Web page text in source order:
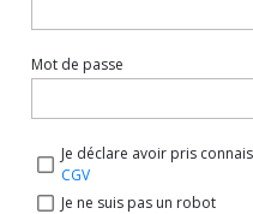
Mot de passe
Je déclare avoir pris
CGV
Je ne suis pas un robot